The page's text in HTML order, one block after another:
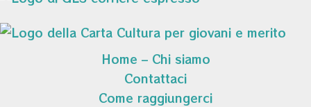
Home – Chi siamo
Contattaci
Come raggiungerci